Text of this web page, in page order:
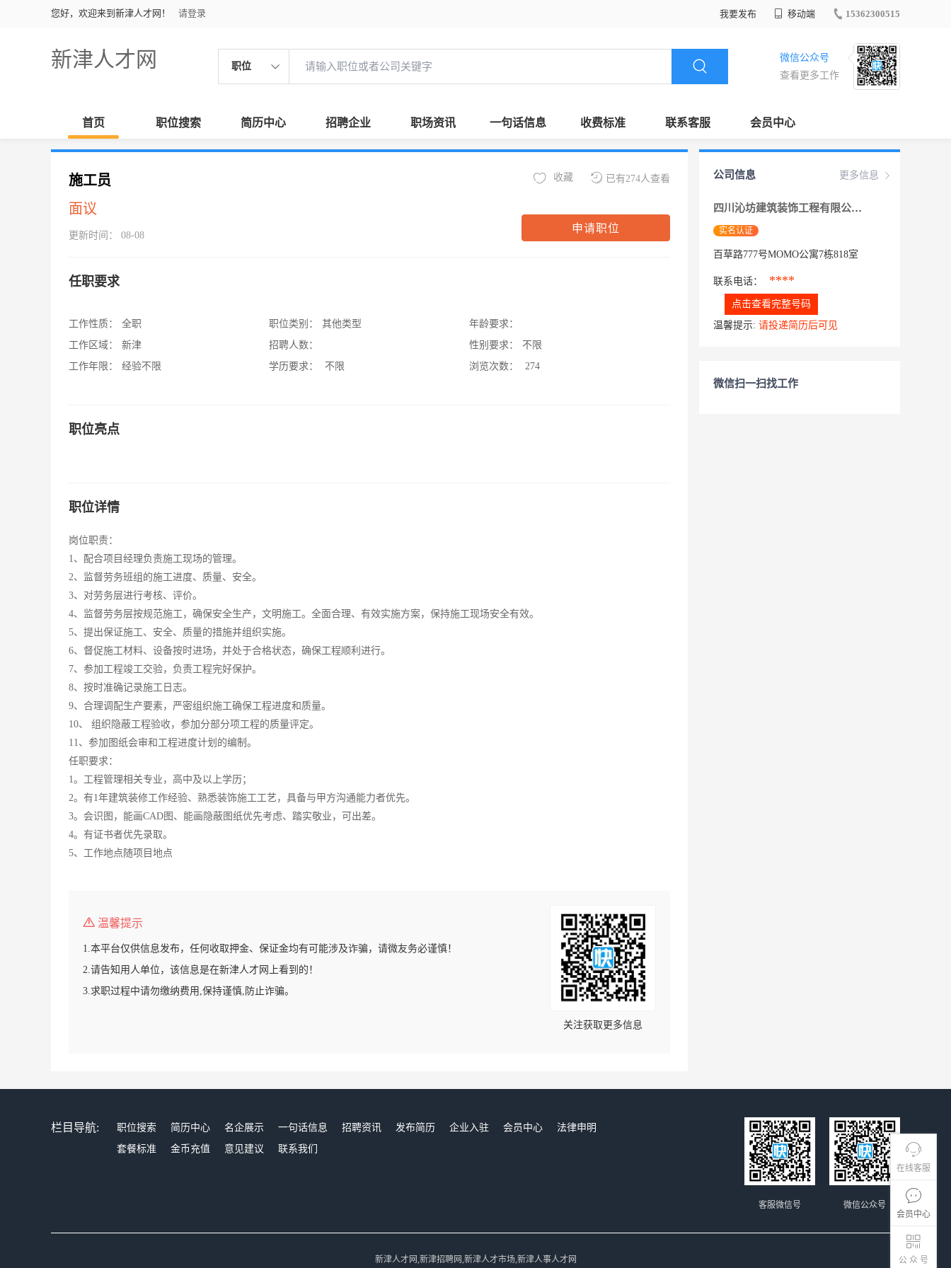
您好，欢迎来到新津人才网！ 请登录 我要发布 移动端 15362300515
新津人才网 职位
微信公众号
查看更多工作
首页 职位搜索 简历中心 招聘企业 职场资讯 一句话信息 收费标准 联系客服 会员中心
在线客服
会员中心
公 众 号
施工员
面议
更新时间： 08-08
已有274人查看
收藏
申请职位
任职要求
工作性质：
全职
工作区域：
新津
工作年限：
经验不限
职位类别：
其他类型
招聘人数：
学历要求：
不限
年龄要求：
性别要求：
不限
浏览次数：
274
职位亮点
职位详情
岗位职责：
1、配合项目经理负责施工现场的管理。
2、监督劳务班组的施工进度、质量、安全。
3、对劳务层进行考核、评价。
4、监督劳务层按规范施工，确保安全生产，文明施工。全面合理、有效实施方案，保持施工现场安全有效。
5、提出保证施工、安全、质量的措施并组织实施。
6、督促施工材料、设备按时进场，并处于合格状态，确保工程顺利进行。
7、参加工程竣工交验，负责工程完好保护。
8、按时准确记录施工日志。
9、合理调配生产要素，严密组织施工确保工程进度和质量。
10、 组织隐蔽工程验收，参加分部分项工程的质量评定。
11、参加图纸会审和工程进度计划的编制。
任职要求：
1。工程管理相关专业，高中及以上学历；
2。有1年建筑装修工作经验、熟悉装饰施工工艺，具备与甲方沟通能力者优先。
3。会识图，能画CAD图、能画隐蔽图纸优先考虑、踏实敬业，可出差。
4。有证书者优先录取。
5、工作地点随项目地点
温馨提示
1.本平台仅供信息发布，任何收取押金、保证金均有可能涉及诈骗，请微友务必谨慎！
2.请告知用人单位，该信息是在新津人才网上看到的！
3.求职过程中请勿缴纳费用,保持谨慎,防止诈骗。
关注获取更多信息
更多信息
公司信息
四川沁坊建筑装饰工程有限公司
实名认证
百草路777号MOMO公寓7栋818室
联系电话： ****
点击查看完整号码
温馨提示: 请投递简历后可见
微信扫一扫找工作
栏目导航: 职位搜索 简历中心 名企展示 一句话信息 招聘资讯 发布简历 企业入驻 会员中心
法律申明
套餐标准
金币充值 意见建议 联系我们
微信公众号
客服微信号
新津人才网,新津招聘网,新津人才市场,新津人事人才网